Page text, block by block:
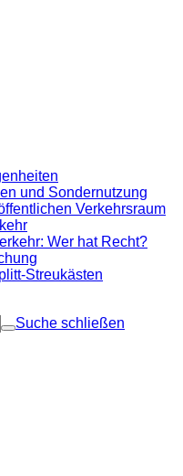
und Sondernutzung
Verkehrsraum
Wer hat Recht?
Streukästen
Suche schließen